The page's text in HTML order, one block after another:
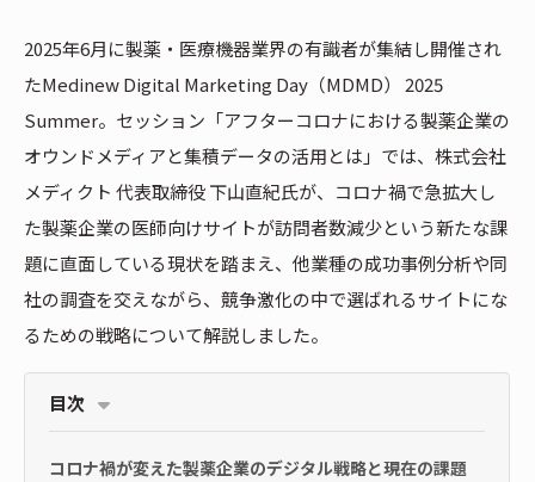
2025年6月に製薬・医療機器業界の有識者が集結し開催され
たMedinew Digital Marketing Day（MDMD） 2025
Summer。セッション「アフターコロナにおける製薬企業の
オウンドメディアと集積データの活用とは」では、株式会社
メディクト 代表取締役 下山直紀氏が、コロナ禍で急拡大し
た製薬企業の医師向けサイトが訪問者数減少という新たな課
題に直面している現状を踏まえ、他業種の成功事例分析や同
社の調査を交えながら、競争激化の中で選ばれるサイトにな
るための戦略について解説しました。
目次
コロナ禍が変えた製薬企業のデジタル戦略と現在の課題